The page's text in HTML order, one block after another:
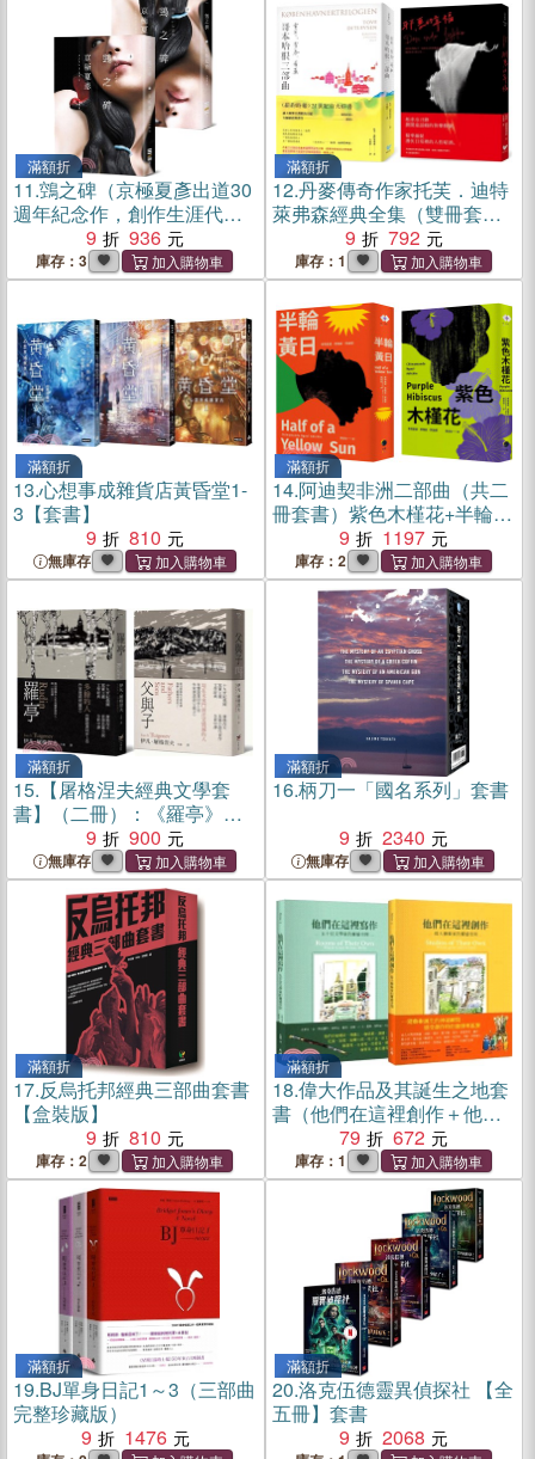
滿額折
11.鵼之碑（京極夏彥出道30
週年紀念作，創作生涯代表
作「百鬼夜行」系列最新
作）
9 936
庫存：3
滿額折
12.丹麥傳奇作家托芙．迪特
萊弗森經典全集（雙冊套
書）：《哥本哈根三部曲：
童年、青春、毒藥》＋《邪
惡的幸福》
9 792
庫存：1
滿額折
13.心想事成雜貨店黃昏堂1-
3【套書】
9
810
無庫存
滿額折
14.阿迪契非洲二部曲（共二
冊套書）紫色木槿花+半輪黃
9 1197
庫存：2
滿額折
15. 【屠格涅夫經典文學套
書】（二冊）：《羅亭》＋
《父與子》
9 900
無庫存
滿額折
16.柄刀一「國名系列」套書
9
2340
無庫存
滿額折
17.反烏托邦經典三部曲套書
【盒裝版】
9
810
庫存：2
滿額折
18.偉大作品及其誕生之地套
書（他們在這裡創作＋他們
在這裡寫作）
79 672
庫存：1
滿額折
19.BJ單身日記1～3（三部曲
完整珍藏版）
9
1476
滿額折
20.洛克伍德靈異偵探社 【全
五冊】套書
9
2068